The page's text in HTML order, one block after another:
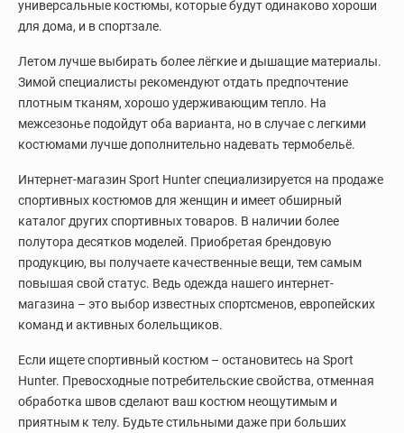
универсальные костюмы, которые будут одинаково хороши
для дома, и в спортзале.
Летом лучше выбирать более лёгкие и дышащие материалы.
Зимой специалисты рекомендуют отдать предпочтение
плотным тканям, хорошо удерживающим тепло. На
межсезонье подойдут оба варианта, но в случае с легкими
костюмами лучше дополнительно надевать термобельё.
Интернет-магазин Sport Hunter специализируется на продаже
спортивных костюмов для женщин и имеет обширный
каталог других спортивных товаров. В наличии более
полутора десятков моделей. Приобретая брендовую
продукцию, вы получаете качественные вещи, тем самым
повышая свой статус. Ведь одежда нашего интернет-
магазина – это выбор известных спортсменов, европейских
команд и активных болельщиков.
Если ищете спортивный костюм – остановитесь на Sport
Hunter. Превосходные потребительские свойства, отменная
обработка швов сделают ваш костюм неощутимым и
приятным к телу. Будьте стильными даже при больших